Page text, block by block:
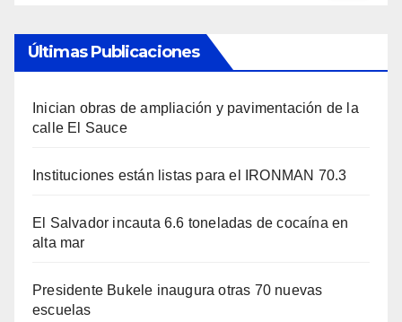
Últimas Publicaciones
Inician obras de ampliación y pavimentación de la
calle El Sauce
Instituciones están listas para el IRONMAN 70.3
El Salvador incauta 6.6 toneladas de cocaína en
alta mar
Presidente Bukele inaugura otras 70 nuevas
escuelas